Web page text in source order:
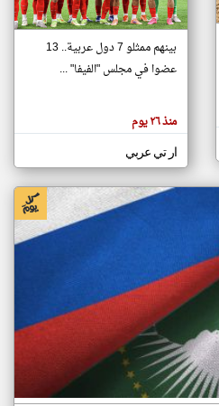
تغيير الدولة
اخبار جزر القمر على مدار الساعة
أهم اخبار جزر القمر العاجلة والمباشرة
بينهم ممثلو 7 دول عربية.. 13
عضوا في مجلس "الفيفا" ...
منذ ٢٦ يوم
ار تي عربي
klyoum.com